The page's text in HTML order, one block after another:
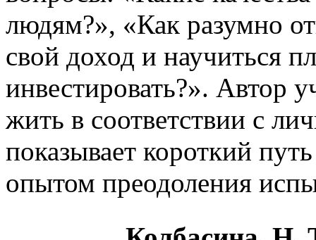
людям?», «Как разумно
свой доход и научиться
инвестировать?». Автор
жить в соответствии с
показывает короткий
опытом преодоления